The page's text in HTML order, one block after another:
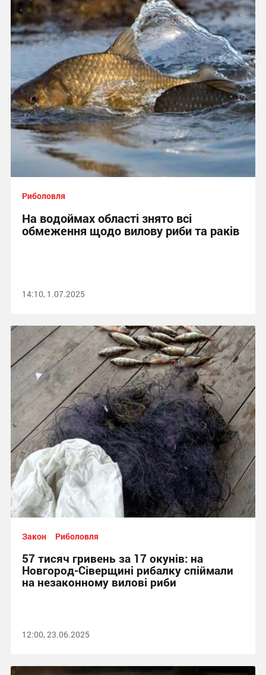
Риболовля
На водоймах області знято всі
обмеження щодо вилову риби та раків
14:10, 1.07.2025
Закон Риболовля
57 тисяч гривень за 17 окунів: на
Новгород-Сіверщині рибалку спіймали
на незаконному вилові риби
12:00, 23.06.2025